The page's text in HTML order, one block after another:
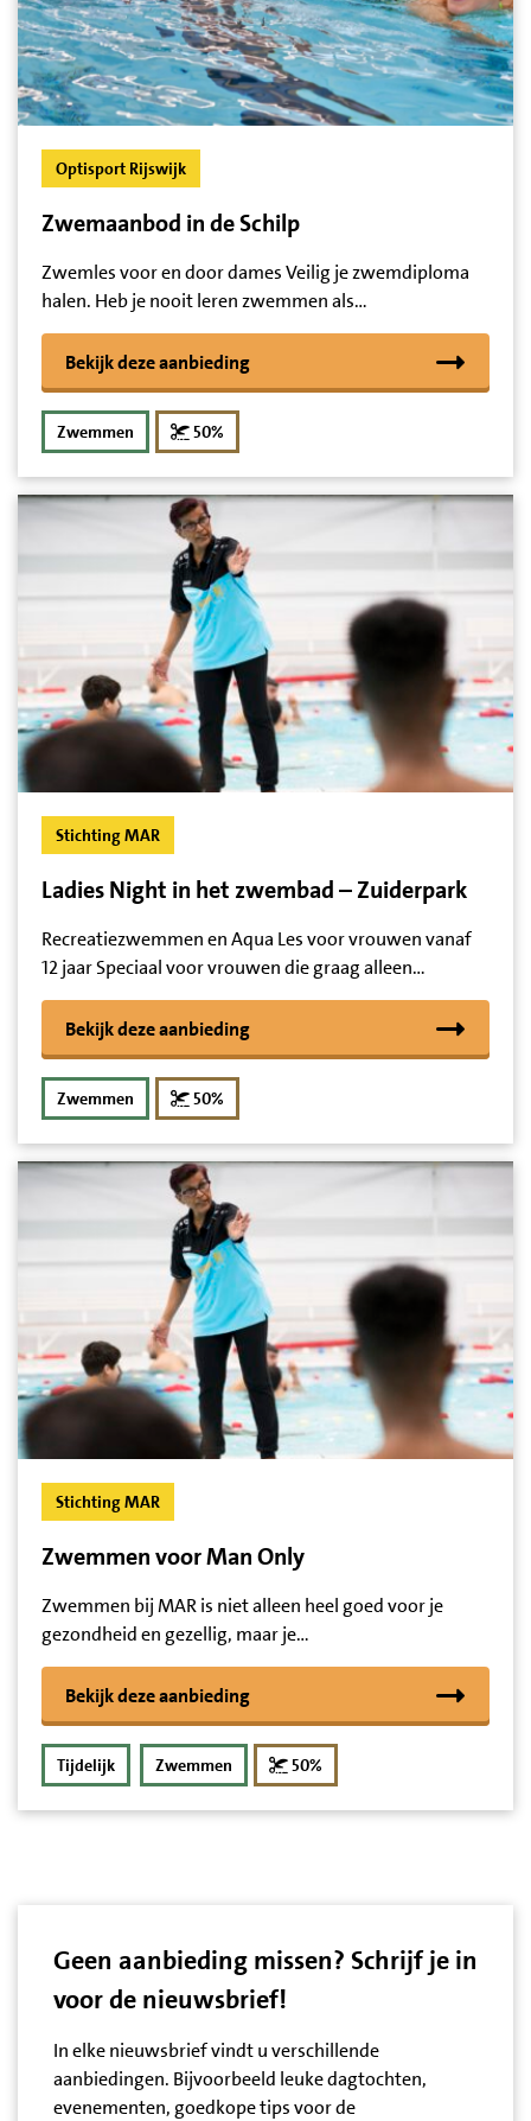
Optisport Rijswijk
Zwemaanbod in de Schilp
Zwemles voor en door dames Veilig je zwemdiploma
halen. Heb je nooit leren zwemmen als…
Bekijk deze aanbieding
Zwemmen 50%
Stichting MAR
Ladies Night in het zwembad – Zuiderpark
Recreatiezwemmen en Aqua Les voor vrouwen vanaf
12 jaar Speciaal voor vrouwen die graag alleen…
Bekijk deze aanbieding
Zwemmen 50%
Stichting MAR
Zwemmen voor Man Only
Zwemmen bij MAR is niet alleen heel goed voor je
gezondheid en gezellig, maar je…
Bekijk deze aanbieding
Tijdelijk Zwemmen 50%
Geen aanbieding missen? Schrijf je in
voor de nieuwsbrief!
In elke nieuwsbrief vindt u verschillende
aanbiedingen. Bijvoorbeeld leuke dagtochten,
evenementen, goedkope tips voor de